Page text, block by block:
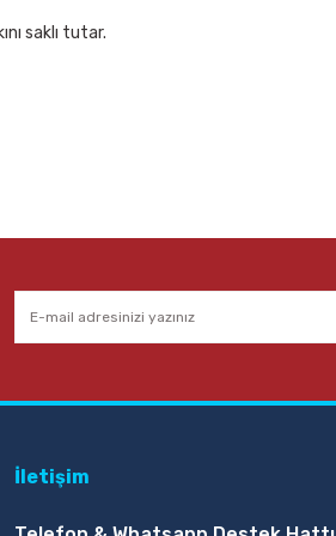
Kalem
saklı tutar.
İletişim